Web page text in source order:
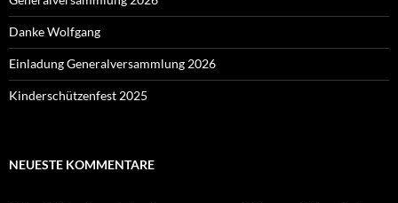
Danke Wolfgang
Einladung Generalversammlung 2026
Kinderschützenfest 2025
NEUESTE KOMMENTARE